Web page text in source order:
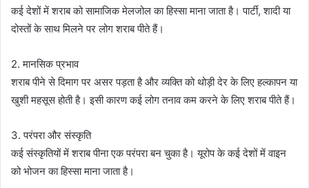
कई देशों में शराब को सामाजिक मेलजोल का हिस्सा माना जाता है। पार्टी, शादी या
दोस्तों के साथ मिलने पर लोग शराब पीते हैं।
2. मानसिक प्रभाव
शराब पीने से दिमाग पर असर पड़ता है और व्यक्ति को थोड़ी देर के लिए हल्कापन या
खुशी महसूस होती है। इसी कारण कई लोग तनाव कम करने के लिए शराब पीते हैं।
3. परंपरा और संस्कृति
कई संस्कृतियों में शराब पीना एक परंपरा बन चुका है। यूरोप के कई देशों में वाइन
को भोजन का हिस्सा माना जाता है।